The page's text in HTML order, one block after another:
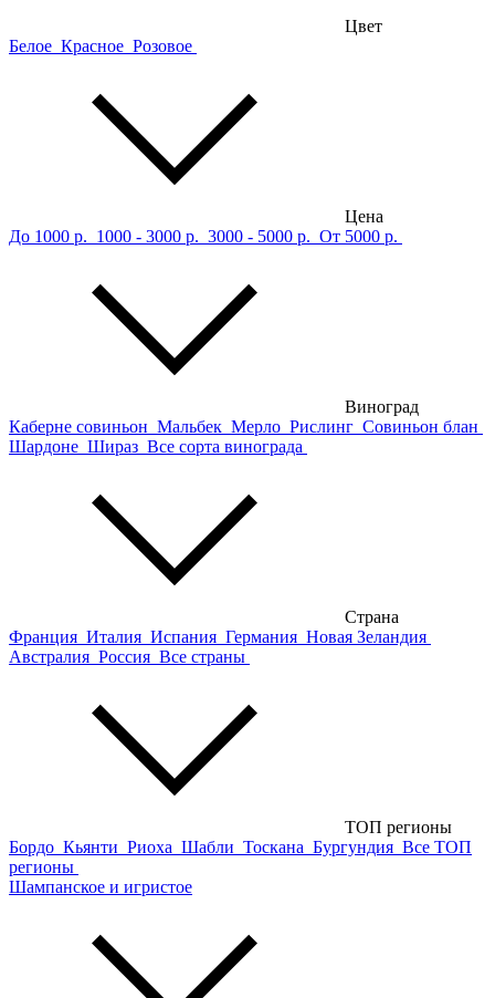
Цвет
Белое Красное Розовое
Цена
До 1000 р. 1000 - 3000 р. 3000 - 5000 р. От 5000 р.
Виноград
Каберне совиньон Мальбек Мерло Рислинг Совиньон блан
Шардоне Шираз Все сорта винограда
Страна
Франция Италия Испания Германия Новая Зеландия
Австралия Россия Все страны
ТОП регионы
Бордо Кьянти Риоха Шабли Тоскана Бургундия Все ТОП
регионы
Шампанское и игристое